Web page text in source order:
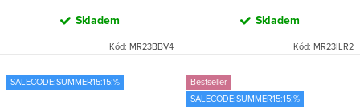
Skladem
Kód: MR23BBV4
Skladem
Kód: MR23ILR2
SALECODE:SUMMER15:15:%
Bestseller
SALECODE:SUMMER15:15:%